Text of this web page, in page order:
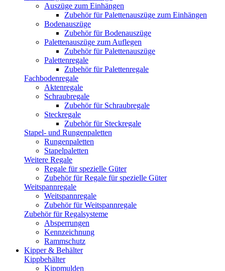
Auszüge zum Einhängen
Zubehör für Palettenauszüge zum Einhängen
Bodenauszüge
Zubehör für Bodenauszüge
Palettenauszüge zum Auflegen
Zubehör für Palettenauszüge
Palettenregale
Zubehör für Palettenregale
Fachbodenregale
Aktenregale
Schraubregale
Zubehör für Schraubregale
Steckregale
Zubehör für Steckregale
Stapel- und Rungenpaletten
Rungenpaletten
Stapelpaletten
Weitere Regale
Regale für spezielle Güter
Zubehör für Regale für spezielle Güter
Weitspannregale
Weitspannregale
Zubehör für Weitspannregale
Zubehör für Regalsysteme
Absperrungen
Kennzeichnung
Rammschutz
Kipper & Behälter
Kippbehälter
Kippmulden